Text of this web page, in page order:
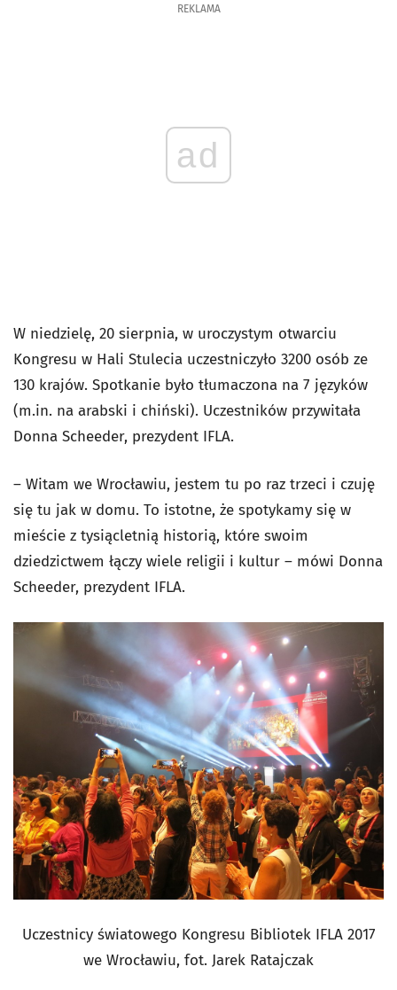
REKLAMA
ad
W niedzielę, 20 sierpnia, w uroczystym otwarciu
Kongresu w Hali Stulecia uczestniczyło 3200 osób ze
130 krajów. Spotkanie było tłumaczona na 7 języków
(m.in. na arabski i chiński). Uczestników przywitała
Donna Scheeder, prezydent IFLA.
– Witam we Wrocławiu, jestem tu po raz trzeci i czuję
się tu jak w domu. To istotne, że spotykamy się w
mieście z tysiącletnią historią, które swoim
dziedzictwem łączy wiele religii i kultur – mówi Donna
Scheeder, prezydent IFLA.
Uczestnicy światowego Kongresu Bibliotek IFLA 2017
we Wrocławiu, fot. Jarek Ratajczak